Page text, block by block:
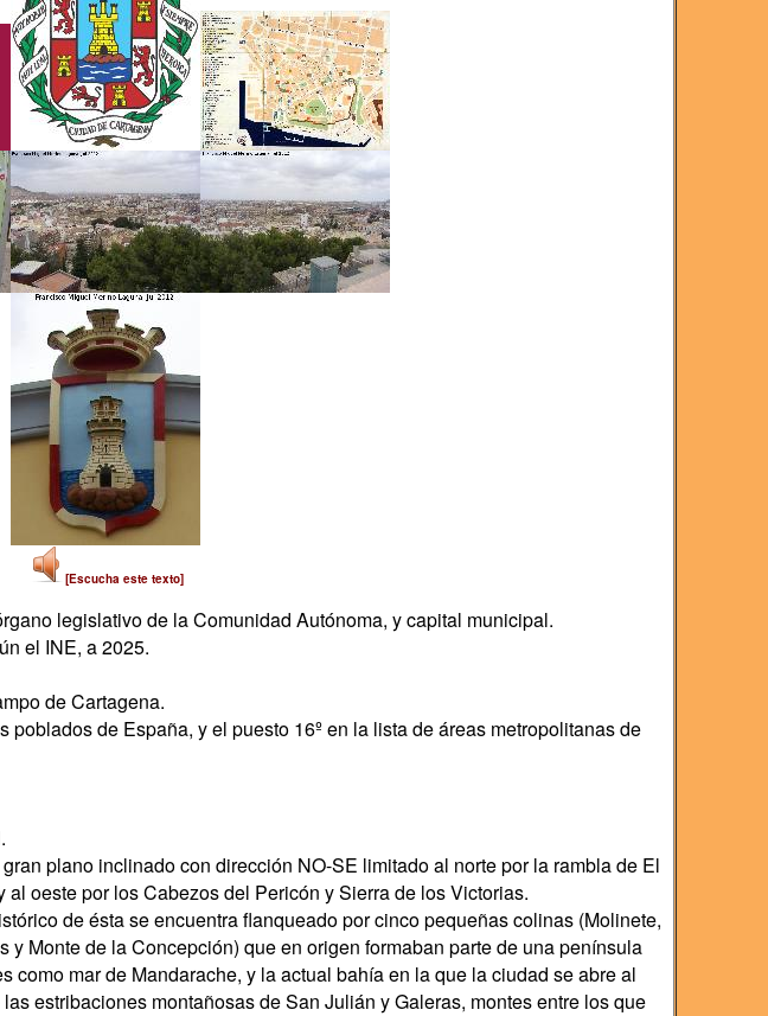
[Escucha este texto]
legislativo de la Comunidad Autónoma, y capital municipal.
el INE, a 2025.
de Cartagena.
de España, y el puesto 16º en la lista de áreas metropolitanas de
plano inclinado con dirección NO-SE limitado al norte por la rambla de El
oeste por los Cabezos del Pericón y Sierra de los Victorias.
de ésta se encuentra flanqueado por cinco pequeñas colinas (Molinete,
y Monte de la Concepción) que en origen formaban parte de una península
como mar de Mandarache, y la actual bahía en la que la ciudad se abre al
estribaciones montañosas de San Julián y Galeras, montes entre los que